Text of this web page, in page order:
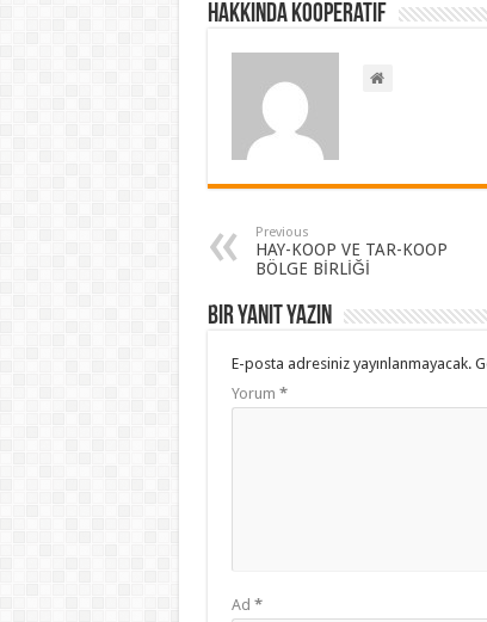
Hakkında kooperatif
Previous
HAY-KOOP VE TAR-KOOP
BÖLGE BİRLİĞİ
Bir yanıt yazın
E-posta adresiniz yayınlanmayacak.
Yorum *
Ad *